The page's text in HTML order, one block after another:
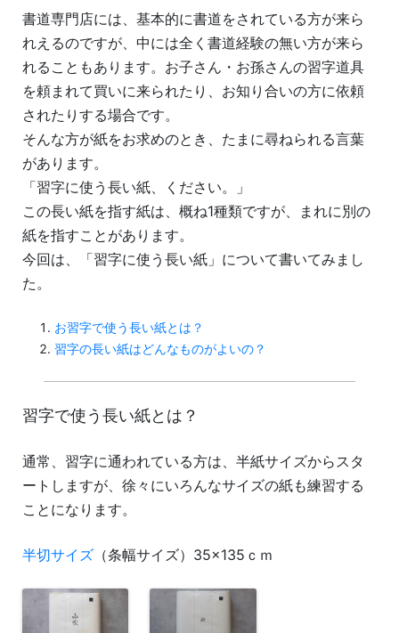
書道専門店には、基本的に書道をされている方が来ら
れえるのですが、中には全く書道経験の無い方が来ら
れることもあります。お子さん・お孫さんの習字道具
を頼まれて買いに来られたり、お知り合いの方に依頼
されたりする場合です。
そんな方が紙をお求めのとき、たまに尋ねられる言葉
があります。
「習字に使う長い紙、ください。」
この長い紙を指す紙は、概ね1種類ですが、まれに別の
紙を指すことがあります。
今回は、「習字に使う長い紙」について書いてみまし
た。
お習字で使う長い紙とは？
習字の長い紙はどんなものがよいの？
習字で使う長い紙とは？
通常、習字に通われている方は、半紙サイズからスタ
ートしますが、徐々にいろんなサイズの紙も練習する
ことになります。
半切サイズ （条幅サイズ）35×135ｃｍ